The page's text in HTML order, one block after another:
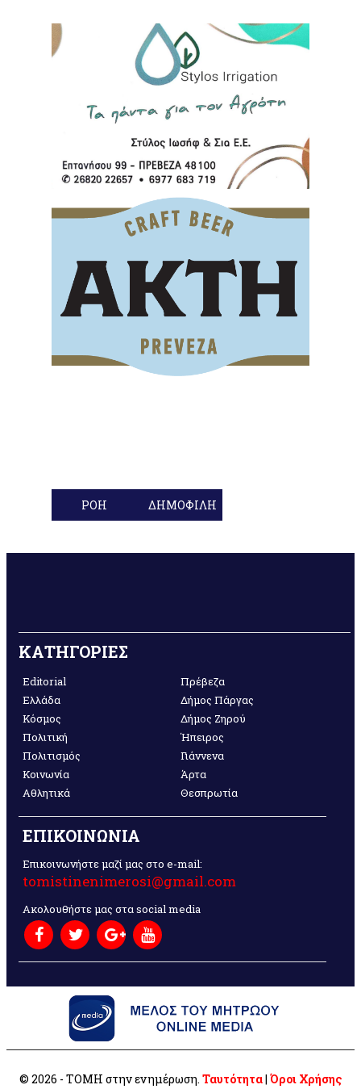
ΡΟΗ ΔΗΜΟΦΙΛΗ
ΚΑΤΗΓΟΡΙΕΣ
Editorial
Ελλάδα
Κόσμος
Πολιτική
Πολιτισμός
Κοινωνία
Αθλητικά
Πρέβεζα
Δήμος Πάργας
Δήμος Ζηρού
Ήπειρος
Γιάννενα
Άρτα
Θεσπρωτία
ΕΠΙΚΟΙΝΩΝΙΑ
Επικοινωνήστε μαζί μας στο e-mail:
tomistinenimerosi@gmail.com
Ακολουθήστε μας στα social media
© 2026 - ΤΟΜΗ στην ενημέρωση. Ταυτότητα| Όροι Χρήσης